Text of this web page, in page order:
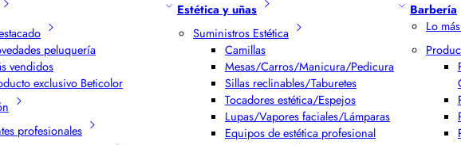
peluquería
vendidos
exclusivo Beticolor
profesionales
Estética y uñas
Suministros Estética
Camillas
Mesas/Carros/Manicura/Pedicura
Sillas reclinables/Taburetes
Tocadores estética/Espejos
Lupas/Vapores faciales/Lámparas
Equipos de estética profesional
Barbería
Lo